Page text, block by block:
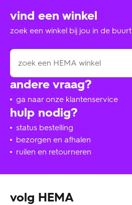
hulp nodig?
status bestelling
bezorgen en afhalen
ruilen en retourneren
andere vraag?
ga naar onze klantenservice
vind een winkel
zoek een winkel bij jou in de buurt
volg HEMA